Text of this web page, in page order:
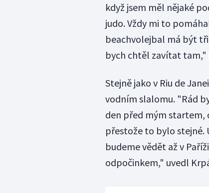
když jsem měl nějaké
judo. Vždy mi to
beachvolejbal má být
bych chtěl zavítat tam,"
Stejně jako v Riu de
vodním slalomu. "Rád
den před mým startem,
přestože to bylo stejné.
budeme vědět až v
odpočinkem," uvedl